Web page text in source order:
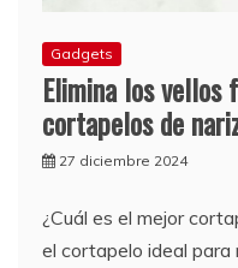
Gadgets
Elimina los vellos
cortapelos de
27 diciembre 2024
¿Cuál es el mejor
el cortapelo ideal para